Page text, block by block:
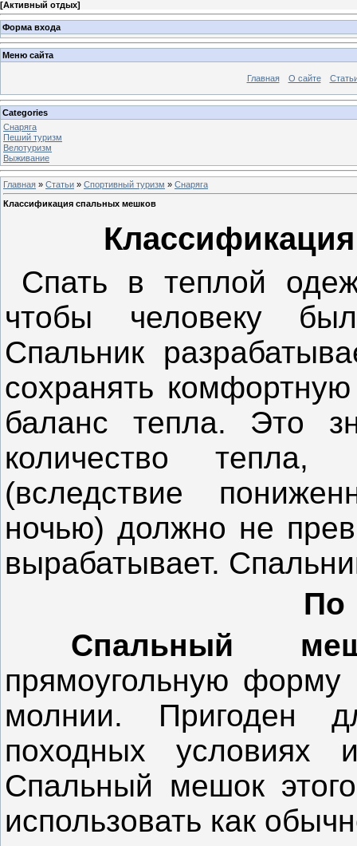
[Активный отдых]
Форма входа
Меню сайта
Главная О сайте
Categories
Снаряга
Пеший туризм
Велотуризм
Выживание
Главная » Статьи » Спортивный туризм » Снаряга
Классификация спальных мешков
Спать в теплой
чтобы человеку
Спальник
сохранять
баланс тепла. Это
количество тепла,
(вследствие
ночью) должно не
вырабатывает.
По
Спальный
прямоугольную форму
молнии. Пригоден
походных условиях
Спальный мешок
использовать как